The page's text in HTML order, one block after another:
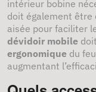
intérieur bobine
doit également être
aisée pour faciliter
dévidoir mobile
ergonomique du
augmentant